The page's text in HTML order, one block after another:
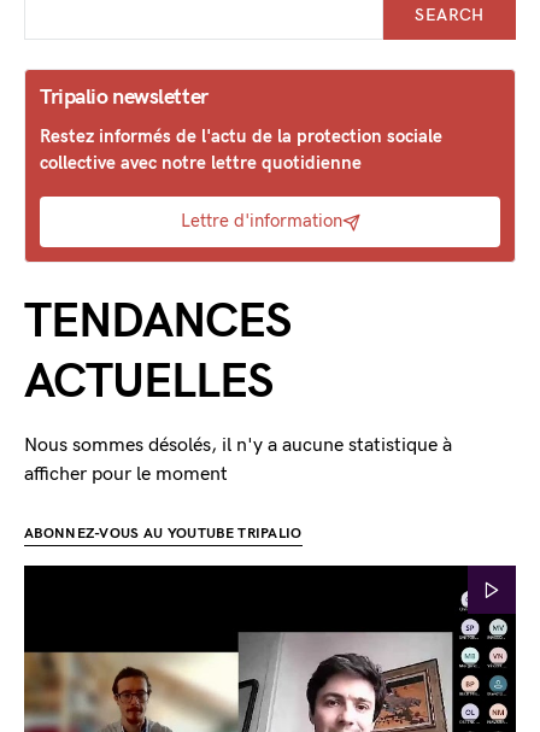
SEARCH
Tripalio newsletter
Restez informés de l'actu de la protection sociale
collective avec notre lettre quotidienne
Lettre d'information
TENDANCES
ACTUELLES
Nous sommes désolés, il n'y a aucune statistique à
afficher pour le moment
ABONNEZ-VOUS AU YOUTUBE TRIPALIO